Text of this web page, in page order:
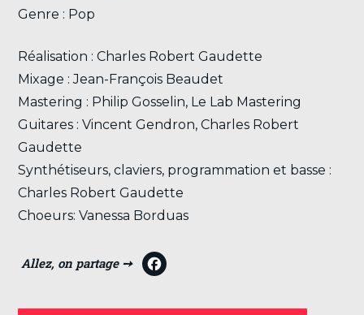
Genre : Pop
Réalisation : Charles Robert Gaudette
Mixage : Jean-François Beaudet
Mastering : Philip Gosselin, Le Lab Mastering
Guitares : Vincent Gendron, Charles Robert
Gaudette
Synthétiseurs, claviers, programmation et basse :
Charles Robert Gaudette
Choeurs: Vanessa Borduas